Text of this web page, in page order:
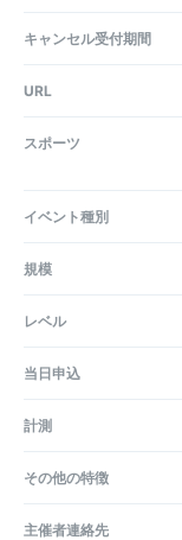
キャンセル受付期間
URL
スポーツ
イベント種別
規模
レベル
当日申込
計測
その他の特徴
主催者連絡先